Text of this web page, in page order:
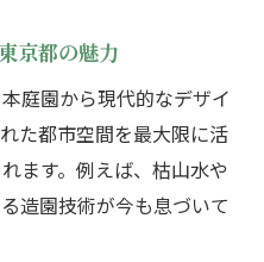
自然美発見
巡る東京都庭園めぐり
めぐり自然を再発見
の東京都庭園めぐり術
東京都庭園の選び方
京都の魅力
庭園から現代的なデザイ
た都市空間を最大限に活
ます。例えば、枯山水や
造園技術が今も息づいて